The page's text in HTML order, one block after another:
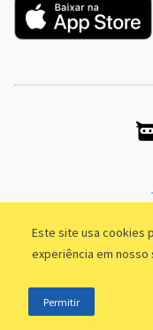
Este site usa cookies
experiência em nosso
Permitir
©2011 - 2026,
Fernandes